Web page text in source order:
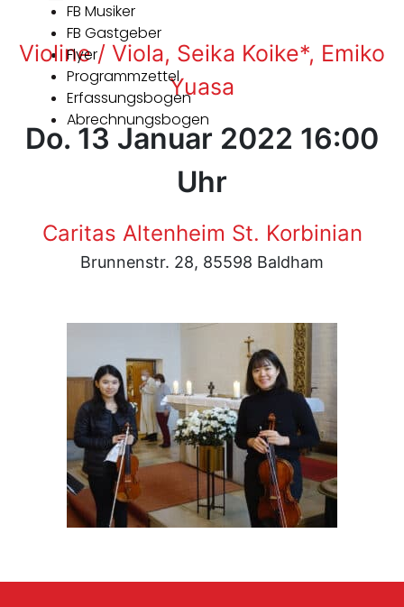
FB Musiker
FB Gastgeber
Flyer
Programmzettel
Erfassungsbogen
Abrechnungsbogen
Violine / Viola, Seika Koike*, Emiko
Yuasa
Do. 13 Januar 2022 16:00
Uhr
Caritas Altenheim St. Korbinian
Brunnenstr. 28, 85598 Baldham